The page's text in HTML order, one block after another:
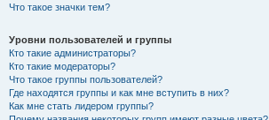
Что такое значки тем?
Уровни пользователей и группы
Кто такие администраторы?
Кто такие модераторы?
Что такое группы пользователей?
Где находятся группы и как мне вступить в них?
Как мне стать лидером группы?